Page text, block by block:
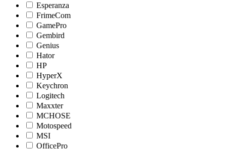
Esperanza
FrimeCom
GamePro
Gembird
Genius
Hator
HP
HyperX
Keychron
Logitech
Maxxter
MCHOSE
Motospeed
MSI
OfficePro